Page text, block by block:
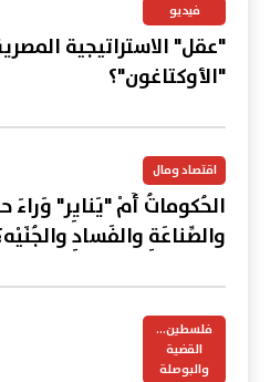
فيديو
"عقل" الاستراتيجية
"الأوكتاغون"؟
اقتصاد ومال
الحُكوماتُ أَمْ "يَنايِر" وَراءَ
والصِّناعَةِ والفَسادِ والجُنَيْه؟
فلسطين...
القضية
والبوصلة